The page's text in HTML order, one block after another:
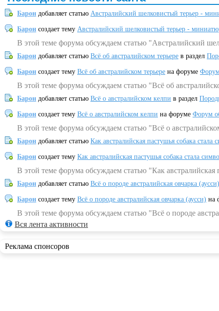
Барон добавляет статью Австралийский шелковистый терьер -
Барон создает тему Австралийский шелковистый терьер -
В этой теме форума обсуждаем статью "Австралийский
Барон добавляет статью Всё об австралийском терьере в раздел
Барон создает тему Всё об австралийском терьере на форуме
В этой теме форума обсуждаем статью "Всё об
Барон добавляет статью Всё о австралийском келпи в раздел
Барон создает тему Всё о австралийском келпи на форуме Форум
В этой теме форума обсуждаем статью "Всё о
Барон добавляет статью Как австралийская пастушья собака
Барон создает тему Как австралийская пастушья собака стала
В этой теме форума обсуждаем статью "Как
Барон добавляет статью Всё о породе австралийская овчарка (аусси)
Барон создает тему Всё о породе австралийская овчарка (аусси) на
В этой теме форума обсуждаем статью "Всё о породе
Вся лента активности
Реклама спонсоров